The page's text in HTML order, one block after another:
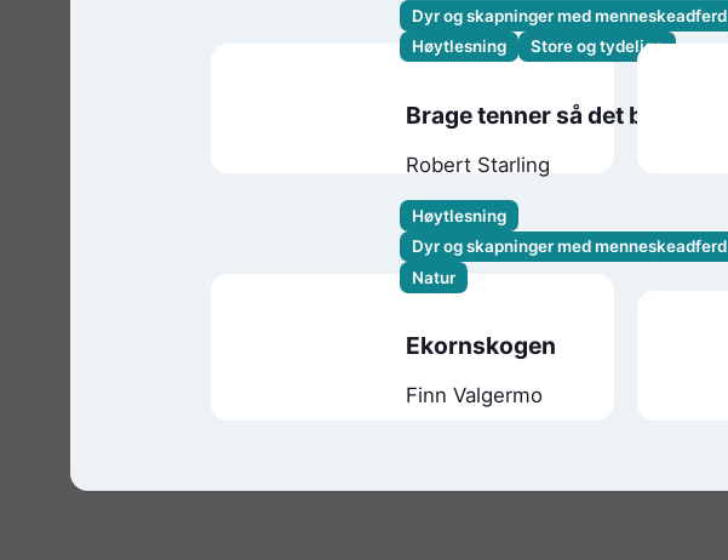
Dyr og skapninger med menneskeadferd
Høytlesning
Store og tydelige
Brage tenner så det brenner!
Robert Starling
Høytlesning
Dyr og skapninger med menneskeadferd
Natur
Ekornskogen
Finn Valgermo